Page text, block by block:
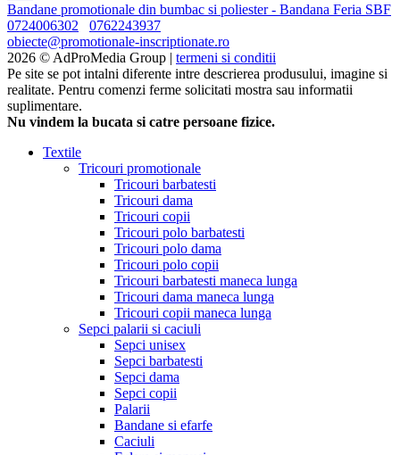
Bandane promotionale din bumbac si poliester - Bandana Feria SBF
0724006302
0762243937
obiecte@promotionale-inscriptionate.ro
2026 © AdProMedia Group | termeni si conditii
Pe site se pot intalni diferente intre descrierea produsului, imagine si
realitate. Pentru comenzi ferme solicitati mostra sau informatii
suplimentare.
Nu vindem la bucata si catre persoane fizice.
Textile
Tricouri promotionale
Tricouri barbatesti
Tricouri dama
Tricouri copii
Tricouri polo barbatesti
Tricouri polo dama
Tricouri polo copii
Tricouri barbatesti maneca lunga
Tricouri dama maneca lunga
Tricouri copii maneca lunga
Sepci palarii si caciuli
Sepci unisex
Sepci barbatesti
Sepci dama
Sepci copii
Palarii
Bandane si efarfe
Caciuli